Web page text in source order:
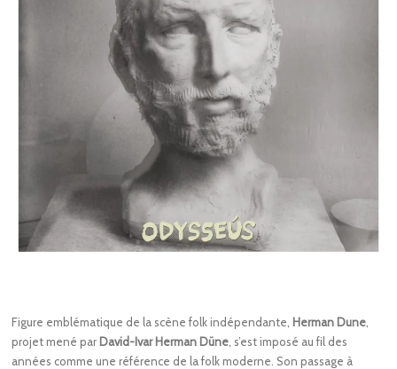
Figure emblématique de la scène folk indépendante, Herman Dune
projet mené par David-Ivar Herman Düne , s’est imposé au fil des
années comme une référence de la folk moderne. Son passage à